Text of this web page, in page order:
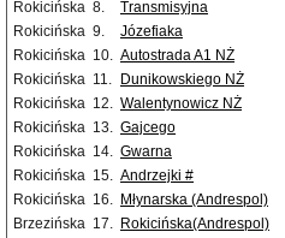
Rokicińska 8. Transmisyjna
Rokicińska 9. Józefiaka
Rokicińska 10. Autostrada A1 NŻ
Rokicińska 11. Dunikowskiego NŻ
Rokicińska 12. Walentynowicz NŻ
Rokicińska 13. Gajcego
Rokicińska 14. Gwarna
Rokicińska 15. Andrzejki #
Rokicińska 16. Młynarska (Andrespol)
Brzezińska 17. Rokicińska(Andrespol)